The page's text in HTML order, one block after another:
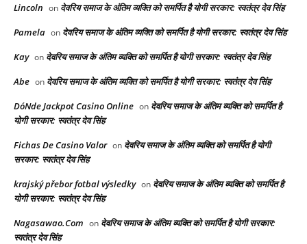
Lincoln on देवरिय समाज के अंतिम व्यक्ति को समर्पित है योगी सरकार: स्वतंत्र देव सिंह
Pamela on देवरिय समाज के अंतिम व्यक्ति को समर्पित है योगी सरकार: स्वतंत्र देव सिंह
Kay on देवरिय समाज के अंतिम व्यक्ति को समर्पित है योगी सरकार: स्वतंत्र देव सिंह
Abe on देवरिय समाज के अंतिम व्यक्ति को समर्पित है योगी सरकार: स्वतंत्र देव सिंह
DóNde Jackpot Casino Online on देवरिय समाज के अंतिम व्यक्ति को समर्पित है
योगी सरकार: स्वतंत्र देव सिंह
Fichas De Casino Valor on देवरिय समाज के अंतिम व्यक्ति को समर्पित है योगी
सरकार: स्वतंत्र देव सिंह
krajský přebor fotbal výsledky on देवरिय समाज के अंतिम व्यक्ति को समर्पित है
योगी सरकार: स्वतंत्र देव सिंह
Nagasawao.Com on देवरिय समाज के अंतिम व्यक्ति को समर्पित है योगी सरकार:
स्वतंत्र देव सिंह